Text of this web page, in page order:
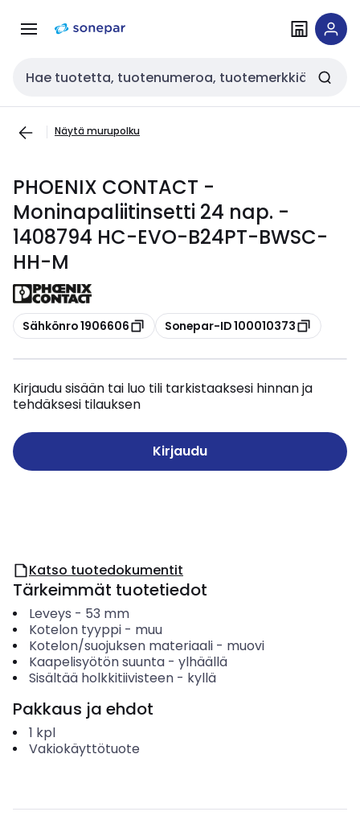
navigointiinsisältöön
Haku
Näytä murupolku
PHOENIX CONTACT -
Moninapaliitinsetti 24 nap. -
1408794 HC-EVO-B24PT-BWSC-
HH-M
Kopioi
Sähkönro 1906606 Kopioi
Sonepar-ID 100010373
Kirjaudu sisään tai luo tili tarkistaaksesi hinnan ja
tehdäksesi tilauksen
Kirjaudu
Katso tuotedokumentit
Tärkeimmät tuotetiedot
Leveys - 53 mm
Kotelon tyyppi- muu
Kotelon/suojuksen materiaali- muovi
Kaapelisyötön suunta- ylhäällä
Sisältää holkkitiivisteen- kyllä
Pakkaus ja ehdot
1 kpl
Vakiokäyttötuote